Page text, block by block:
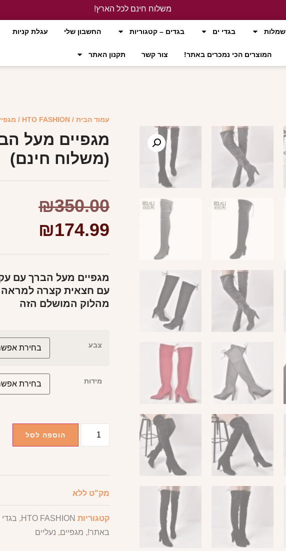
משלוח חינם לכל הארץ!
שמלות בגדי ים בגדים – קטגוריות החשבון שלי עגלת קניות
המוצרים הכי נמכרים באתר! צור קשר תקנון האתר
עמוד הבית /
HTO FASHION
/
מגפיים מעל
(משלוח חינם)
₪350.00
₪174.99
מגפיים מעל הברך עם
עם חצאית קצרה למראה
מהלוק המושלם הזה
צבע
מידות
הוספה לסל
מק"ט ללא
קטגוריות HTO FASHION
,
באתר!, מגפיים, נעליים